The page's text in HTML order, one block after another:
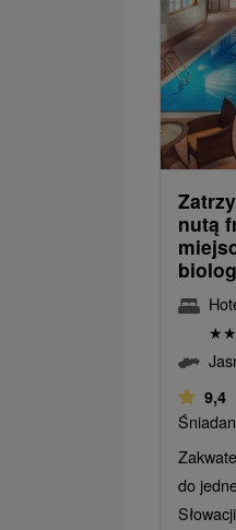
nutą
★★
9,4
do